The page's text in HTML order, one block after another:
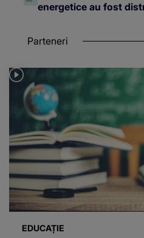
energetice au fost
Parteneri
EDUCAȚIE